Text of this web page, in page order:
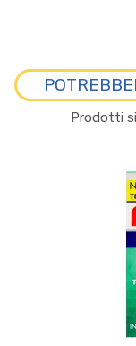
Prodotti